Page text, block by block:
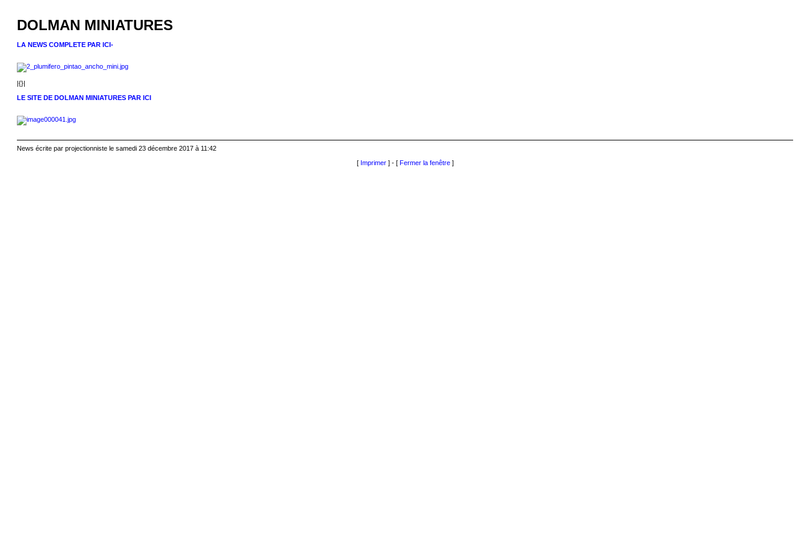
DOLMAN MINIATURES
LA NEWS COMPLETE PAR ICI-
|{}|
LE SITE DE DOLMAN MINIATURES PAR ICI
News écrite par projectionniste le samedi 23 décembre 2017 à 11:42
[ Imprimer] - [ Fermer la fenêtre]